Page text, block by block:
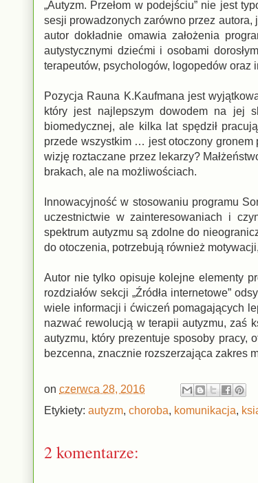
„Autyzm. Przełom w podejściu” nie jest
sesji prowadzonych zarówno przez
autor dokładnie omawia założenia
autystycznymi dziećmi i osobami
terapeutów, psychologów, logopedów oraz
Pozycja Rauna K.Kaufmana jest
który jest najlepszym dowodem na jej
biomedycznej, ale kilka lat spędził
przede wszystkim … jest otoczony gronem
wizję roztaczane przez lekarzy?
brakach, ale na możliwościach.
Innowacyjność w stosowaniu programu
uczestnictwie w zainteresowaniach i
spektrum autyzmu są zdolne do
do otoczenia, potrzebują również
Autor nie tylko opisuje kolejne elementy
rozdziałów sekcji „Źródła internetowe”
wiele informacji i ćwiczeń pomagających
nazwać rewolucją w terapii autyzmu, zaś
autyzmu, który prezentuje sposoby pracy,
bezcenna, znacznie rozszerzająca zakres
on czerwca 28, 2016
Etykiety: autyzm, choroba, komunikacja,
2 komentarze: